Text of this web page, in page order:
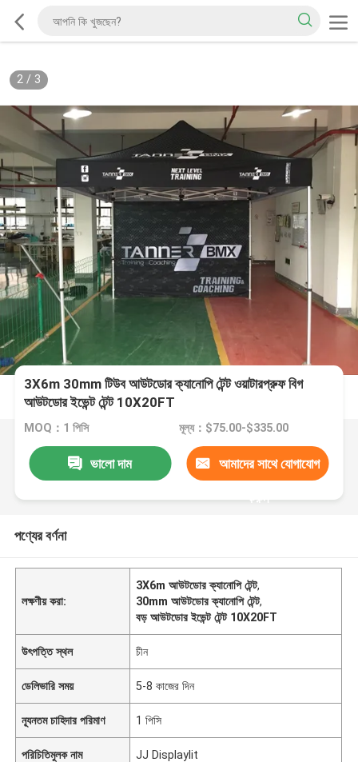
2/ 3
3X6m 30mm টিউব আউটডোর ক্যানোপি টেন্ট ওয়াটারপ্রুফ বিগ
আউটডোর ইভেন্ট টেন্ট 10X20FT
MOQ：1 পিসি মূল্য：$75.00-$335.00
ভালো দাম আমাদের সাথে যোগাযোগ
করুন
পণ্যের বর্ণনা
লক্ষণীয় করা:
3X6m আউটডোর ক্যানোপি টেন্ট,
30mm আউটডোর ক্যানোপি টেন্ট,
বড় আউটডোর ইভেন্ট টেন্ট 10X20FT
উৎপত্তি স্থল চীন
ডেলিভারি সময় 5-8 কাজের দিন
ন্যূনতম চাহিদার পরিমাণ 1 পিসি
পরিচিতিমুলক নাম JJ Displaylit